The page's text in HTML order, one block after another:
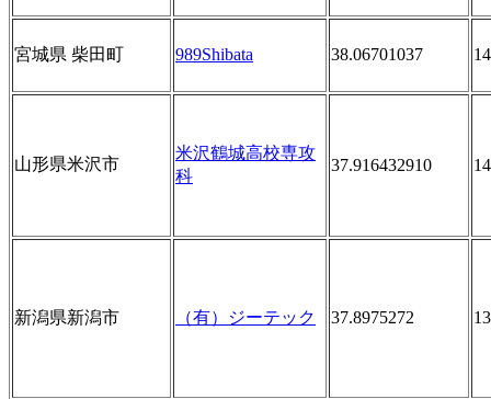
宮城県 柴田町 989Shibata 38.06701037
山形県米沢市
米沢鶴城高校専攻
科
37.916432910
新潟県新潟市 （有）ジーテック 37.8975272